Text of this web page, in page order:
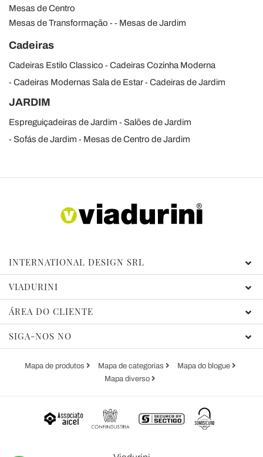
Mesas de Centro
Mesas de Transformação
Mesas de Jardim
Cadeiras
Cadeiras Estilo Classico
Cadeiras Cozinha Moderna
Cadeiras Modernas Sala de Estar
Cadeiras de Jardim
JARDIM
Espreguiçadeiras de Jardim
Salões de Jardim
Sofás de Jardim
Mesas de Centro de Jardim
INTERNATIONAL DESIGN SRL
VIADURINI
ÁREA DO CLIENTE
SIGA-NOS NO
Mapa de produtos Mapa de categorias
Mapa do blogue
Mapa diverso